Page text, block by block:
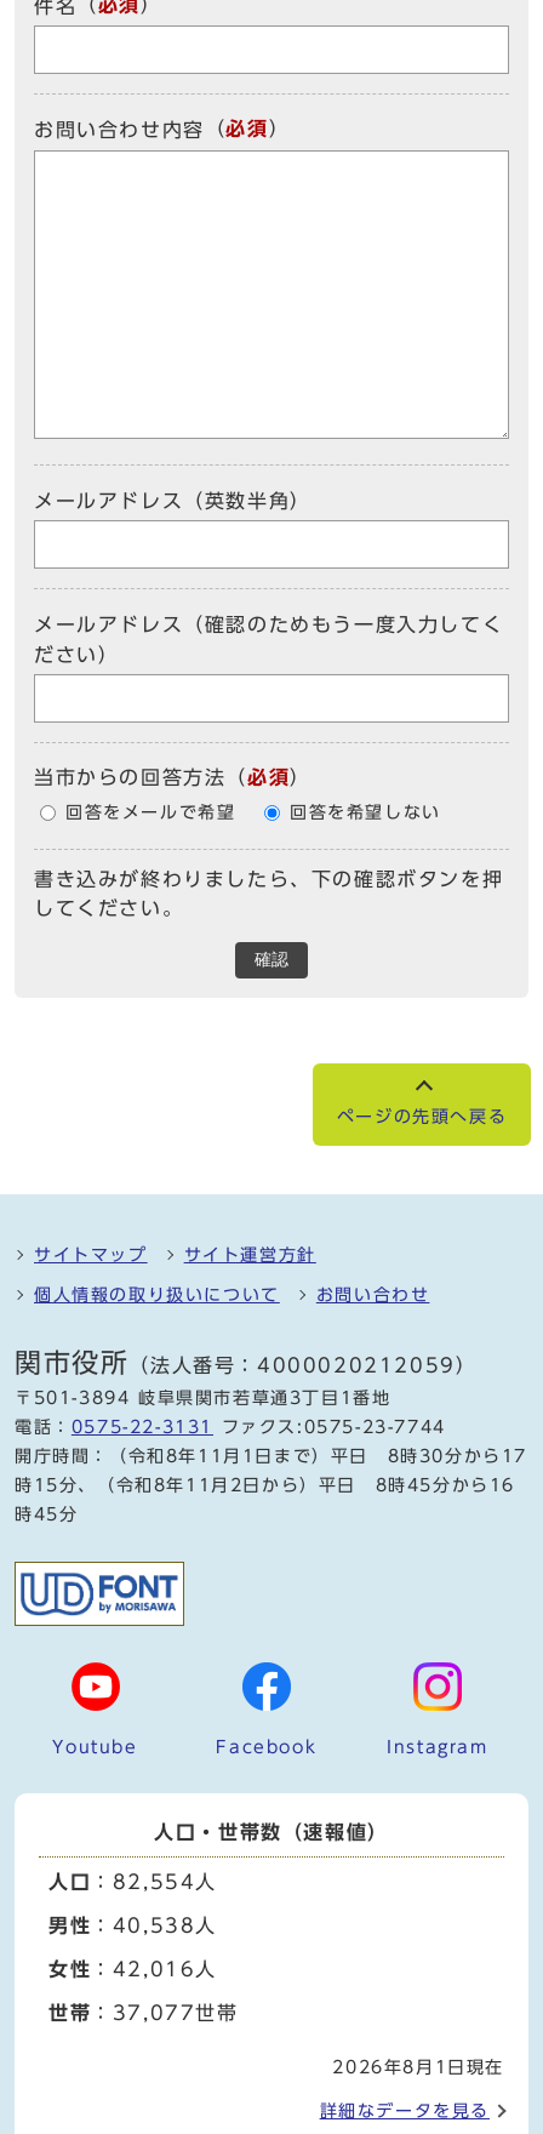
件名 （必須）
お問い合わせ内容 （必須）
メールアドレス（英数半角）
メールアドレス（確認のためもう一度入力してく
ださい）
当市からの回答方法 （必須）
回答をメールで希望 回答を希望しない
書き込みが終わりましたら、下の確認ボタンを押
してください。
確認
ページの先頭へ戻る
サイトマップ サイト運営方針
個人情報の取り扱いについて お問い合わせ
関市役所 （法人番号：4000020212059）
〒501-3894 岐阜県関市若草通3丁目1番地
電話： 0575-22-3131
ファクス:0575-23-7744
開庁時間：（令和8年11月1日まで）平日 8時30分から17
時15分、（令和8年11月2日から）平日 8時45分から16
時45分
Youtube Facebook Instagram
人口・世帯数（速報値）
人口 ：82,554人
男性 ：40,538人
女性 ：42,016人
世帯 ：37,077世帯
2026年8月1日現在
詳細なデータを見る